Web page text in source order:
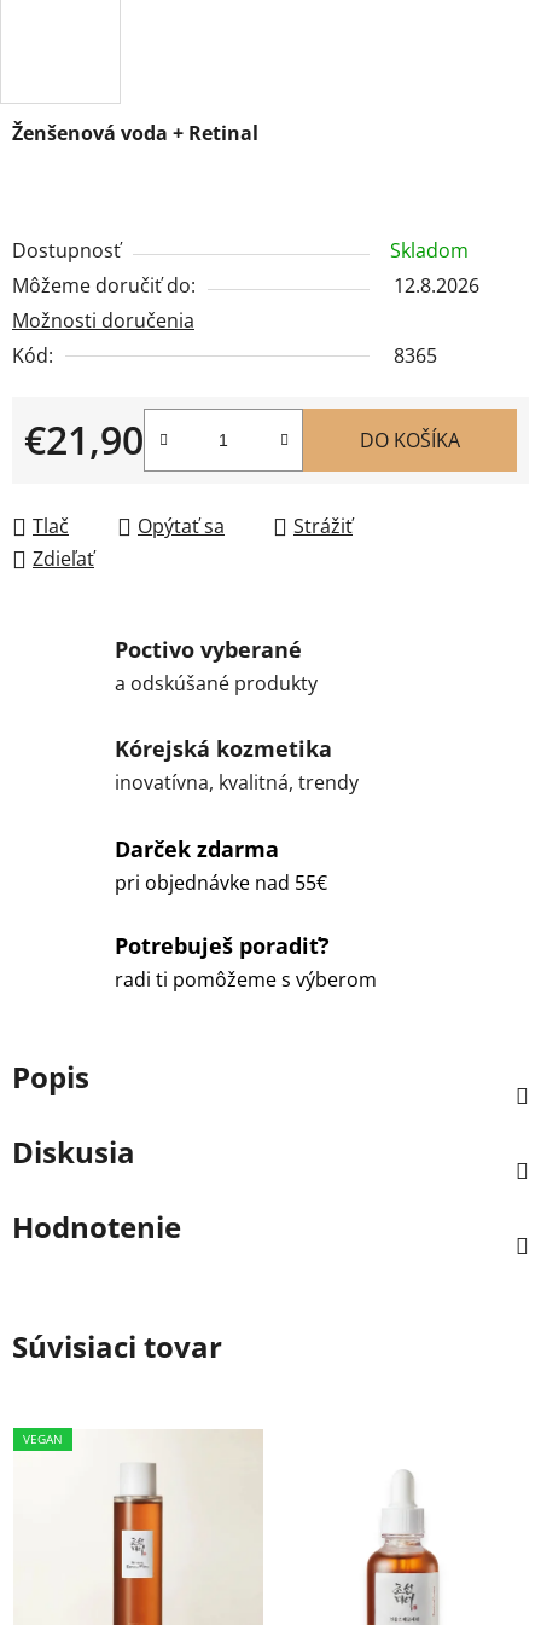
Ženšenová voda + Retinal
Dostupnosť
Skladom
Môžeme doručiť do:
12.8.2026
Možnosti doručenia
Kód:
8365
€21,90
Jednotková cena:
DO KOŠÍKA
Tlač Opýtať sa
Strážiť
Zdieľať
Poctivo vyberané
a odskúšané produkty
Kórejská kozmetika
inovatívna, kvalitná, trendy
Darček zdarma
pri objednávke nad 55€
Potrebuješ poradiť?
radi ti pomôžeme s výberom
Popis
Diskusia
Hodnotenie
Súvisiaci tovar
VEGAN